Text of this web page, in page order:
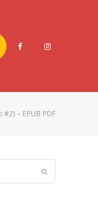
– EPUB PDF